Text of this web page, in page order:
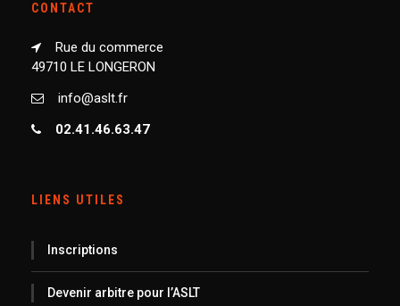
CONTACT
Rue du commerce
49710 LE LONGERON
info@aslt.fr
02.41.46.63.47
LIENS UTILES
Inscriptions
Devenir arbitre pour l’ASLT